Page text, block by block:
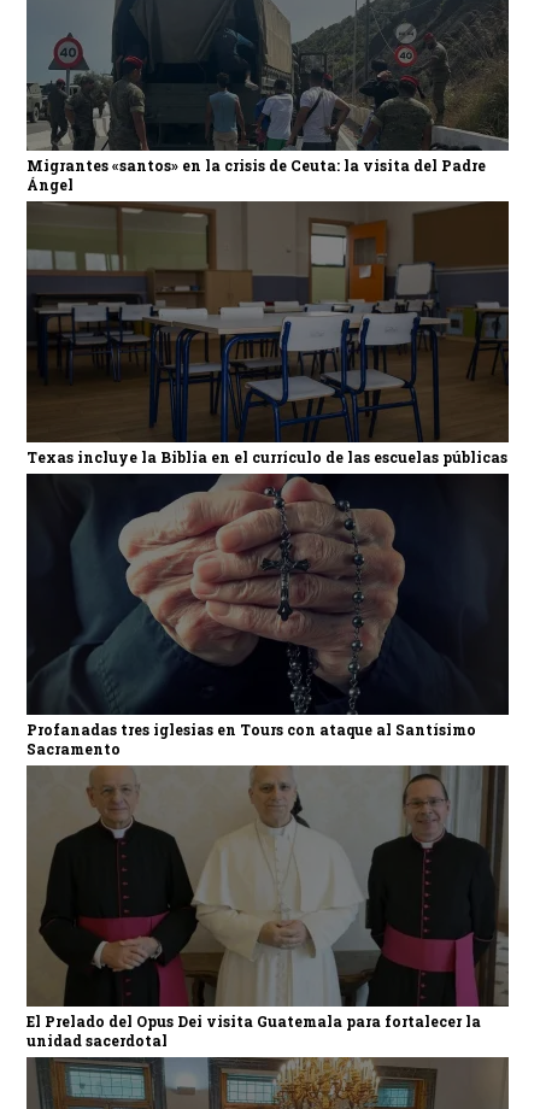
Migrantes «santos» en la crisis de Ceuta: la visita del Padre
Ángel
Texas incluye la Biblia en el currículo de las escuelas públicas
Profanadas tres iglesias en Tours con ataque al Santísimo
Sacramento
El Prelado del Opus Dei visita Guatemala para fortalecer la
unidad sacerdotal